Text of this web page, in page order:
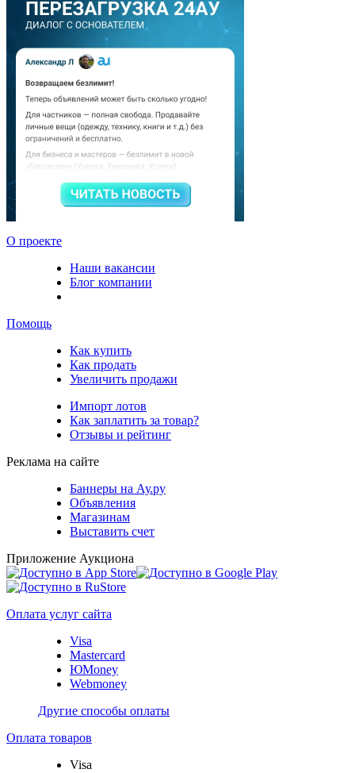
О проекте
Наши вакансии
Блог компании
Помощь
Как купить
Как продать
Увеличить продажи
Импорт лотов
Как заплатить за товар?
Отзывы и рейтинг
Реклама на сайте
Баннеры на Ау.ру
Объявления
Магазинам
Выставить счет
Приложение Аукциона
Оплата услуг сайта
Visa
Mastercard
ЮMoney
Webmoney
Другие способы оплаты
Оплата товаров
Visa